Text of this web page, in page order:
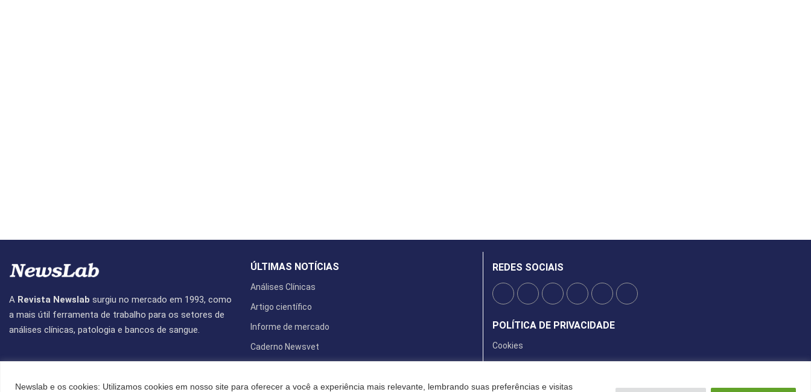
Newslab e os cookies: Utilizamos cookies em nosso site para oferecer a você a experiência mais relevante, lembrando suas preferências e visitas
A Revista Newslab surgiu no mercado em 1993, como
a mais útil ferramenta de trabalho para os setores de
análises clínicas, patologia e bancos de sangue.
ÚLTIMAS NOTÍCIAS
Análises Clínicas
Artigo científico
Informe de mercado
Caderno Newsvet
REDES SOCIAIS
POLÍTICA DE PRIVACIDADE
Cookies